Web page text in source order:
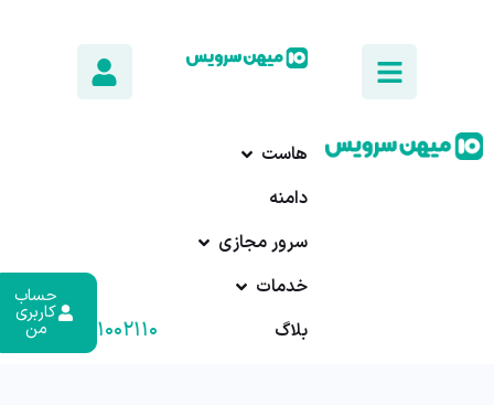
هاست
دامنه
سرور مجازی
خدمات
بلاگ
۰۱۷-۹۱۰۰۲۱۱۰
حساب
کاربری
من